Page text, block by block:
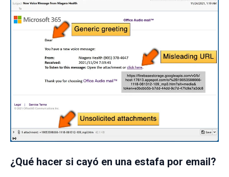
¿Qué hacer si cayó en una estafa por email?